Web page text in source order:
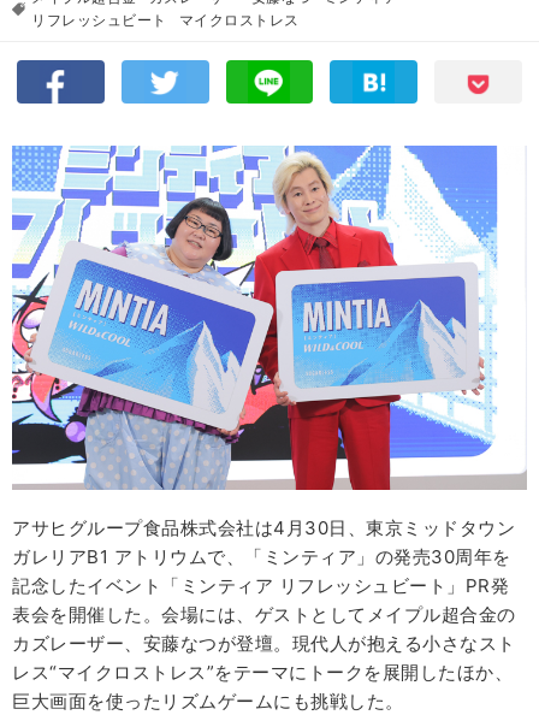
リフレッシュビート
マイクロストレス
アサヒグループ食品株式会社は4月30日、東京ミッドタウン
ガレリアB1 アトリウムで、「ミンティア」の発売30周年を
記念したイベント「ミンティア リフレッシュビート」PR発
表会を開催した。会場には、ゲストとしてメイプル超合金の
カズレーザー、安藤なつが登壇。現代人が抱える小さなスト
レス“マイクロストレス”をテーマにトークを展開したほか、
巨大画面を使ったリズムゲームにも挑戦した。